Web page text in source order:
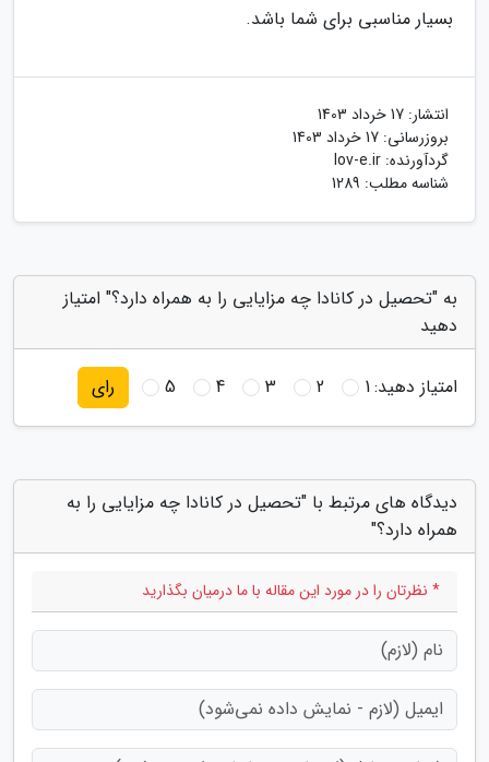
بسیار مناسبی برای شما باشد.
انتشار: 17 خرداد 1403
بروزرسانی: 17 خرداد 1403
گردآورنده: lov-e.ir
شناسه مطلب: 1289
به "تحصیل در کانادا چه مزایایی را به همراه دارد؟" امتیاز
دهید
امتیاز دهید:1
2
3
4
5 رای
دیدگاه های مرتبط با "تحصیل در کانادا چه مزایایی را به
همراه دارد؟"
* نظرتان را در مورد این مقاله با ما درمیان بگذارید